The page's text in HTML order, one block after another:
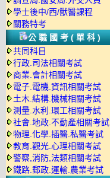
學士後中/西/獸醫課程
關務特考
公職國考(單科)
共同科目
行政.司法相關考試
商業.會計相關考試
電子.電機.資訊相關考試
土木.結構.機械相關考試
測量.水利.環工相關考試
社會.地政.不動產相關考試
物理.化學.插醫.私醫考試
教育.觀光.心理相關考試
警察,消防,法類相關考試
鐵路.郵政.運輸.農業考試